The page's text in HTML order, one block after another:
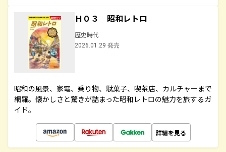
Ｈ０３ 昭和レトロ
歴史時代
2026.01.29 発売
昭和の風景、家電、乗り物、駄菓子、喫茶店、カルチャーまで
網羅。懐かしさと驚きが詰まった昭和レトロの魅力を旅するガ
イド。
詳細を見る